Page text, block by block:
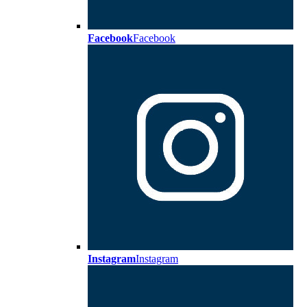
FacebookFacebook
InstagramInstagram